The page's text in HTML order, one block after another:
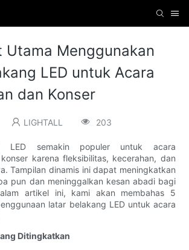
Utama Menggunakan
LED untuk Acara
dan Konser
LIGHTALL 203
LED semakin populer untuk acara
karena fleksibilitas, kecerahan, dan
Tampilan dinamis ini dapat meningkatkan
pun dan meninggalkan kesan abadi bagi
artikel ini, kami akan membahas 5
latar belakang LED untuk acara
Ditingkatkan